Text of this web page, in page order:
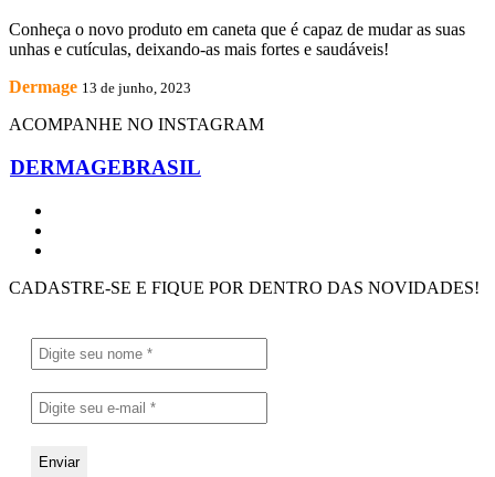
Conheça o novo produto em caneta que é capaz de mudar as suas
unhas e cutículas, deixando-as mais fortes e saudáveis!
Dermage 13 de junho, 2023
ACOMPANHE NO INSTAGRAM
DERMAGEBRASIL
CADASTRE-SE E FIQUE POR DENTRO DAS NOVIDADES!